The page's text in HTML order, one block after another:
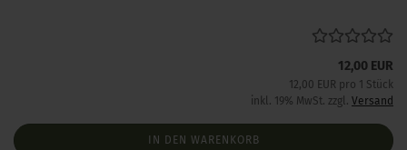
12,00 EUR
12,00 EUR pro 1 Stück
inkl. 19% MwSt. zzgl. Versand
IN DEN WARENKORB